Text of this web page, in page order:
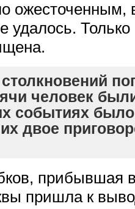
ожесточенным,
удалось.
человек
событиях
двое
прибывшая
пришла к